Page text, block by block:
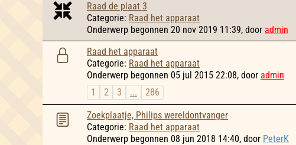
Raad de plaat 3
Categorie: Raad het apparaat
Onderwerp begonnen 20 nov 2019 11:39, door admin
Raad het apparaat
Categorie: Raad het apparaat
Onderwerp begonnen 05 jul 2015 22:08, door admin
1
2 3 ... 286
Zoekplaatje, Philips wereldontvanger
Categorie: Raad het apparaat
Onderwerp begonnen 08 jun 2018 14:40, door PeterK